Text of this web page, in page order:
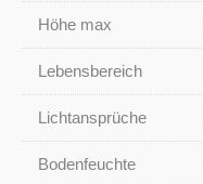
Höhe max
Lebensbereich
Lichtansprüche
Bodenfeuchte